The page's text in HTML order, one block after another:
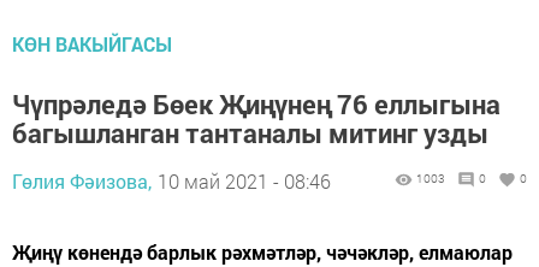
КӨН ВАКЫЙГАСЫ
Чүпрәледә Бөек Җиңүнең 76 еллыгына
багышланган тантаналы митинг узды
Гөлия Фәизова, 10 май 2021 - 08:46 1003 0 0
Җиңү көнендә барлык рәхмәтләр, чәчәкләр, елмаюлар